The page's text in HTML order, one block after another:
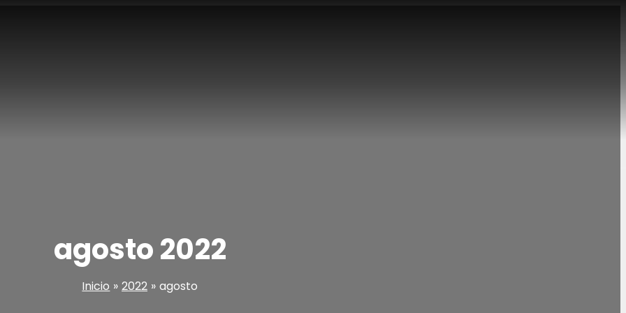
agosto 2022
Inicio 2022 agosto